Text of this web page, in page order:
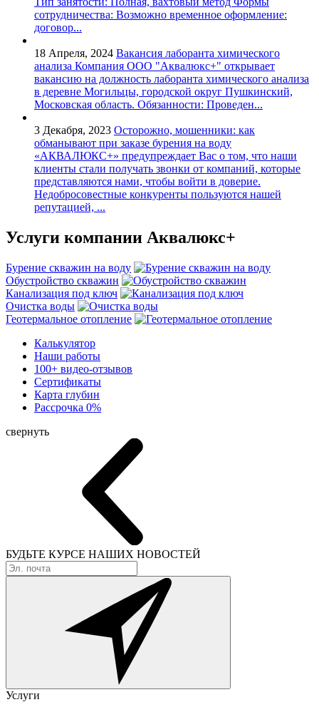
сотрудничества: Возможно временное оформление:
договор...
18 Апреля, 2024 Вакансия лаборанта химического
анализа Компания ООО "Аквалюкс+" открывает
вакансию на должность лаборанта химического анализа
в деревне Могильцы, городской округ Пушкинский,
Московская область. Обязанности: Проведен...
3 Декабря, 2023 Осторожно, мошенники: как
обманывают при заказе бурения на воду
«АКВАЛЮКС+» предупреждает Вас о том, что наши
клиенты стали получать звонки от компаний, которые
представляются нами, чтобы войти в доверие.
Недобросовестные конкуренты пользуются нашей
репутацией, ...
Услуги компании Аквалюкс+
Бурение скважин на воду
Обустройство скважин
Канализация под ключ
Очистка воды
Геотермальное отопление
Калькулятор
Наши работы
100+ видео-отзывов
Сертификаты
Карта глубин
Рассрочка 0%
свернуть
БУДЬТЕ КУРСЕ НАШИХ НОВОСТЕЙ
Услуги